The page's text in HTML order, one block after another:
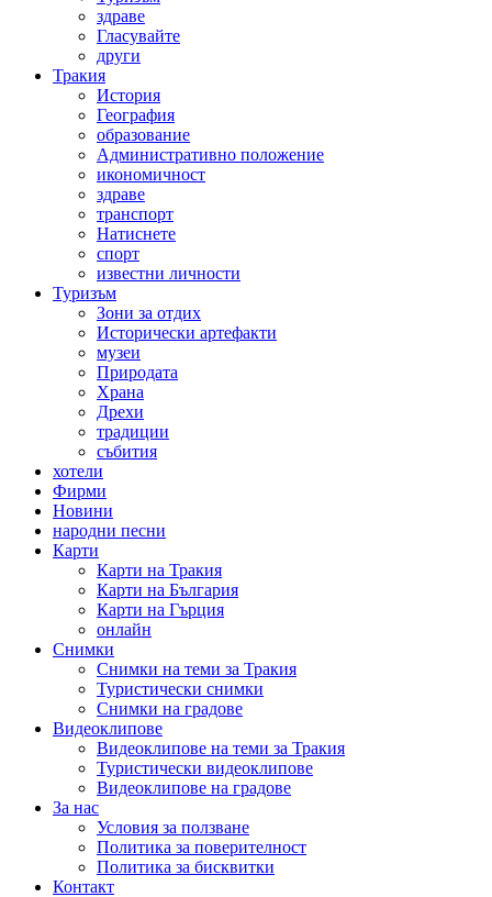
здраве
Гласувайте
други
Тракия
История
География
образование
Административно положение
икономичност
здраве
транспорт
Натиснете
спорт
известни личности
Туризъм
Зони за отдих
Исторически артефакти
музеи
Природата
Храна
Дрехи
традиции
събития
хотели
Фирми
Новини
народни песни
Карти
Карти на Тракия
Карти на България
Карти на Гърция
онлайн
Снимки
Снимки на теми за Тракия
Туристически снимки
Снимки на градове
Видеоклипове
Видеоклипове на теми за Тракия
Туристически видеоклипове
Видеоклипове на градове
За нас
Условия за ползване
Политика за поверителност
Политика за бисквитки
Контакт